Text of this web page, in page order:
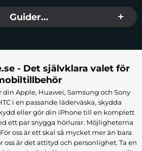
Guider...
- Det självklara valet för
Apple, Huawei, Samsung och Sony
i en passande läderväska, skydda
eller gör din iPhone till en komplett
ett par snygga hörlurar. Möjligheterna
oss är ett skal så mycket mer än bara
är det attityd och personlighet. Ta en